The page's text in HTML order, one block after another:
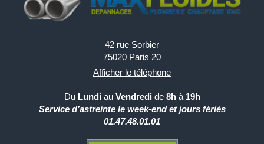
42 rue Sorbier
75020 Paris 20
Afficher le téléphone
Du Lundi au Vendredi de 8hà 19h
Service d’astreinte le week-end et jours fériés
01.47.48.01.01